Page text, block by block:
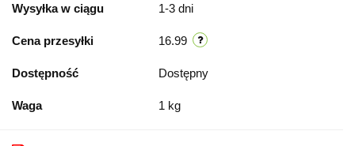
Wysyłka w ciągu 1-3 dni
Cena przesyłki 16.99
Dostępność Dostępny
Waga 1 kg